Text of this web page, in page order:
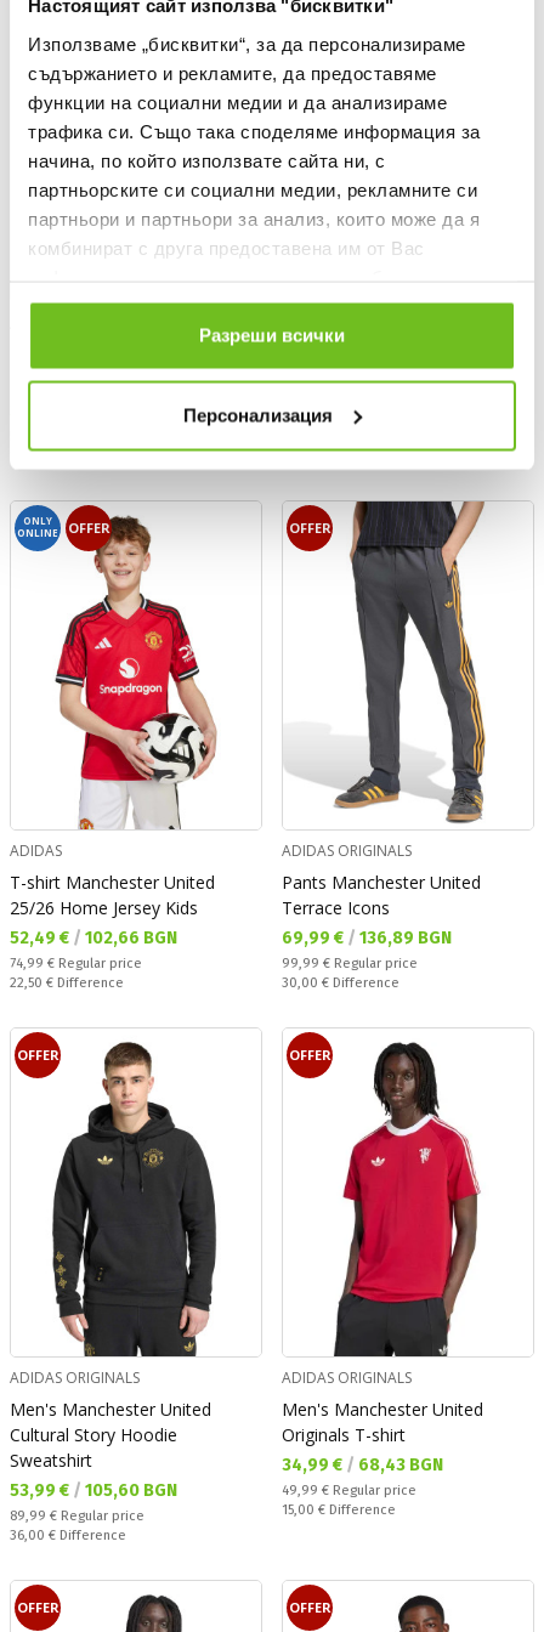
Настоящият сайт използва "бисквитки"
Използваме „бисквитки“, за да персонализираме
съдържанието и рекламите, да предоставяме
функции на социални медии и да анализираме
трафика си. Също така споделяме информация за
начина, по който използвате сайта ни, с
партньорските си социални медии, рекламните си
партньори и партньори за анализ, които може да я
комбинират с друга предоставена им от Вас
ползването от Ваша страна на услугите им.
Разреши всички
Персонализация
25 Competition
Спестявате:
16,80 €Difference
Home Mini Kit
Текуща цена:
48,99 € /95,82 BGN
Спестявате:
21,00 €Difference
ONLY
ONLINE
OFFER
ADIDAS
T-shirt Manchester United
25/26 Home Jersey Kids
Текуща цена:
52,49 € / 102,66 BGN
Regular price:
74,99 € Regular price
Спестявате:
22,50 € Difference
OFFER
ADIDAS ORIGINALS
Pants Manchester United
Terrace Icons
Текуща цена:
69,99 € / 136,89 BGN
Regular price:
99,99 € Regular price
Спестявате:
30,00 € Difference
OFFER
ADIDAS ORIGINALS
Men's Manchester United
Cultural Story Hoodie
Sweatshirt
Текуща цена:
53,99 € / 105,60 BGN
Regular price:
89,99 € Regular price
Спестявате:
36,00 € Difference
OFFER
ADIDAS ORIGINALS
Men's Manchester United
Originals T-shirt
Текуща цена:
34,99 € / 68,43 BGN
Regular price:
49,99 € Regular price
Спестявате:
15,00 € Difference
OFFER OFFER